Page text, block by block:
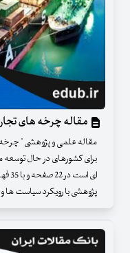
مقاله چرخه های
مقاله علمی و پژوهشی "
برای کشورهای در حال توسعه
ای
پژوهشی با رویکرد سیاست ها